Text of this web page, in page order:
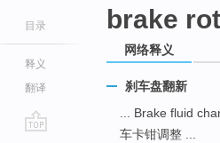
目录
释义
翻译
brake
网络释义
刹车盘翻新
... Brake fluid
车卡钳调整 ...